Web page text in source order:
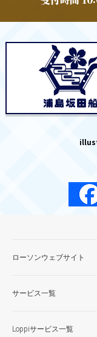
ローソンウェブサイト
サービス一覧
Loppiサービス一覧